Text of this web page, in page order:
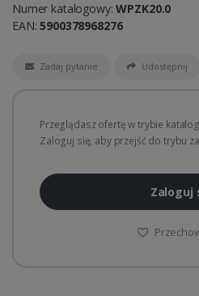
Numer katalogowy:WPZK20.0
EAN:5900378968276
Zadaj pytanie Udostępnij
Przeglądasz ofertę w trybie
Zaloguj się, aby przejść do trybu
Zaloguj